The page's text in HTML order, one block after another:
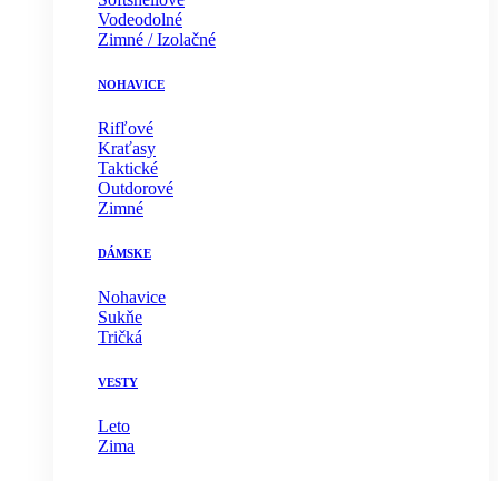
Vodeodolné
Zimné / Izolačné
NOHAVICE
Rifľové
Kraťasy
Taktické
Outdorové
Zimné
DÁMSKE
Nohavice
Sukňe
Tričká
VESTY
Leto
Zima